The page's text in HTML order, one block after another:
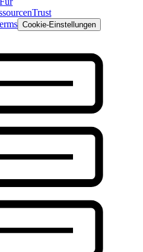
Trust
Cookie-Einstellungen